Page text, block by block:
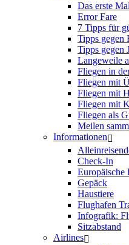
Das erste
Error Fare
7 Tipps für
Tipps gegen
Tipps gegen
Langeweile
Fliegen in
Fliegen mit
Fliegen mit
Fliegen mit
Fliegen als
Meilen
Informationen
Check-In
Europäische
Gepäck
Haustiere
Flughafen
Infografik:
Sitzabstand
Airlines